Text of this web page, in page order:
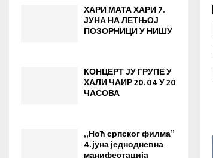
ХАРИ МАТА ХАРИ 7.
ЈУНА НА ЛЕТЊОЈ
ПОЗОРНИЦИ У НИШУ
КОНЦЕРТ ЈУ ГРУПЕ У
ХАЛИ ЧАИР 20. 04 У 20
ЧАСОВА
„Ноћ српског филма”
4. јуна jеднодневна